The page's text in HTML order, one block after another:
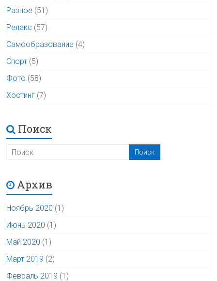
Разное (51)
Релакс (57)
Самообразование (4)
Спорт (5)
Фото (58)
Хостинг (7)
Поиск
Архив
Ноябрь 2020 (1)
Июнь 2020 (1)
Май 2020 (1)
Март 2019 (2)
Февраль 2019 (1)